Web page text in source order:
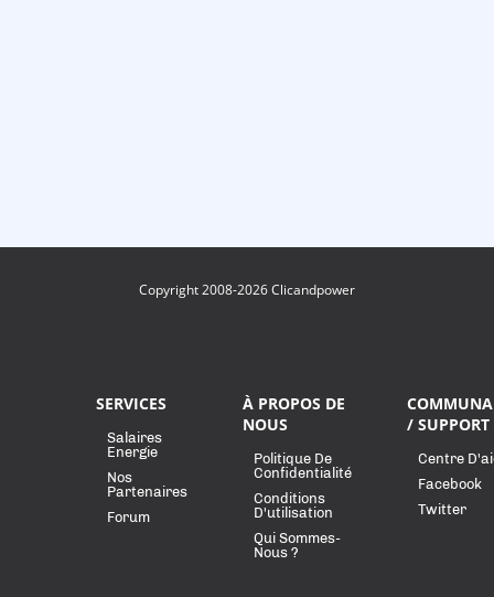
Copyright 2008-2026 Clicandpower
SERVICES
Salaires
Energie
Nos
Partenaires
Forum
À PROPOS DE
NOUS
Politique De
Confidentialité
Conditions
D'utilisation
Qui Sommes-
Nous ?
/ SUPPORT
Centre
Facebook
Twitter